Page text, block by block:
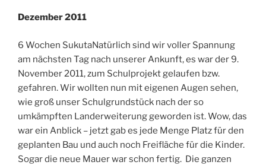
Dezember 2011
6 Wochen SukutaNatürlich sind wir voller Spannung
am nächsten Tag nach unserer Ankunft, es war der 9.
November 2011, zum Schulprojekt gelaufen bzw.
gefahren. Wir wollten nun mit eigenen Augen sehen,
wie groß unser Schulgrundstück nach der so
umkämpften Landerweiterung geworden ist. Wow, das
war ein Anblick – jetzt gab es jede Menge Platz für den
geplanten Bau und auch noch Freifläche für die Kinder.
Sogar die neue Mauer war schon fertig. Die ganzen